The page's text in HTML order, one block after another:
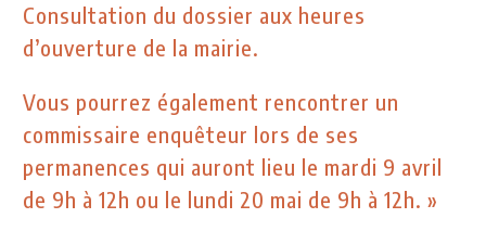
Consultation du dossier aux heures
d’ouverture de la mairie.
Vous pourrez également rencontrer un
commissaire enquêteur lors de ses
permanences qui auront lieu le mardi 9 avril
de 9h à 12h ou le lundi 20 mai de 9h à 12h. »